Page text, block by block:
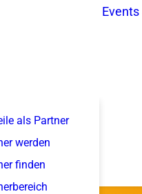
als Partner
werden
finden